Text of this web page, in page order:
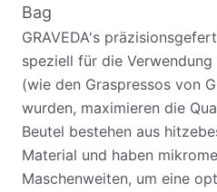
Bag
GRAVEDA's
speziell für die
(wie den Graspressos von
wurden, maximieren die
Beutel bestehen aus
Material und haben
Maschenweiten, um eine